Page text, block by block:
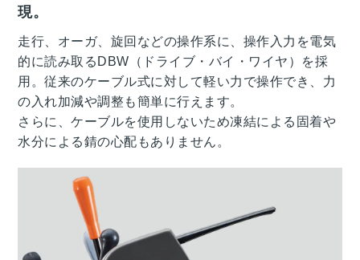
現。
走行、オーガ、旋回などの操作系に、操作入力を電気
的に読み取るDBW（ドライブ・バイ・ワイヤ）を採
用。従来のケーブル式に対して軽い力で操作でき、力
の入れ加減や調整も簡単に行えます。
さらに、ケーブルを使用しないため凍結による固着や
水分による錆の心配もありません。